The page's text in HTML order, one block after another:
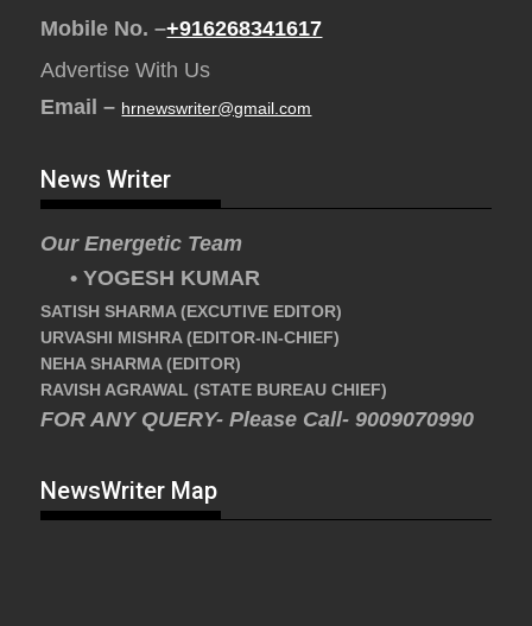
Mobile No. –+916268341617
Advertise With Us
Email – hrnewswriter@gmail.com
News Writer
Our Energetic Team
• YOGESH KUMAR
SATISH SHARMA (EXCUTIVE EDITOR)
URVASHI MISHRA (EDITOR-IN-CHIEF)
NEHA SHARMA (EDITOR)
RAVISH AGRAWAL (STATE BUREAU CHIEF)
FOR ANY QUERY- Please Call- 9009070990
NewsWriter Map